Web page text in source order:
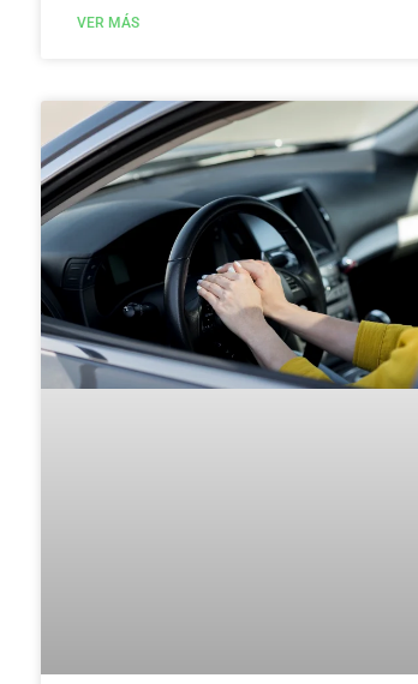
VER MÁS